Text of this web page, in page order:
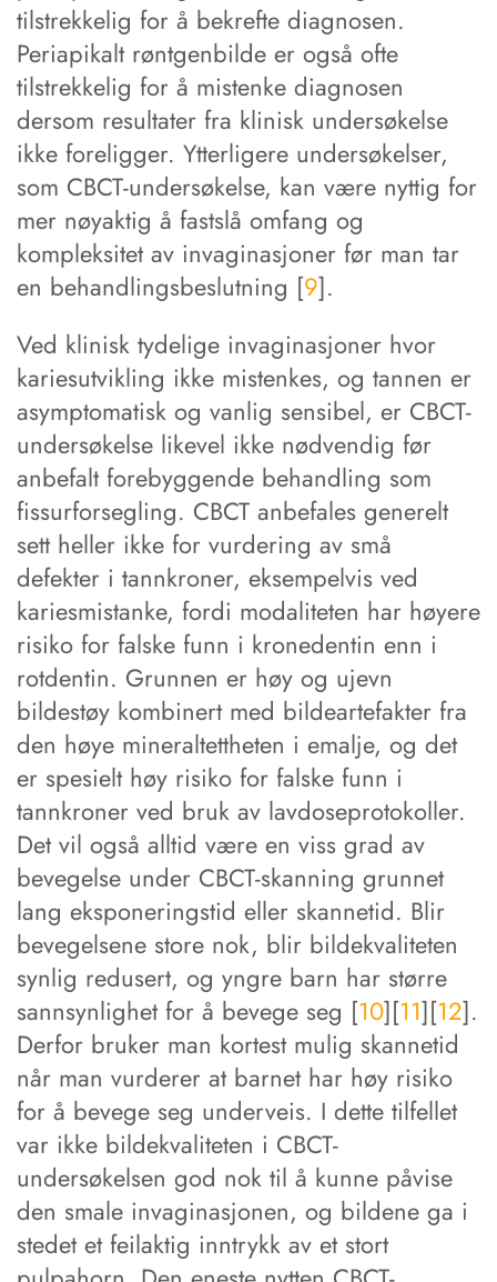
tilstrekkelig for å bekrefte diagnosen.
Periapikalt røntgenbilde er også ofte
tilstrekkelig for å mistenke diagnosen
dersom resultater fra klinisk undersøkelse
ikke foreligger. Ytterligere undersøkelser,
som CBCT-undersøkelse, kan være nyttig for
mer nøyaktig å fastslå omfang og
kompleksitet av invaginasjoner før man tar
en behandlingsbeslutning [9].
Ved klinisk tydelige invaginasjoner hvor
kariesutvikling ikke mistenkes, og tannen er
asymptomatisk og vanlig sensibel, er CBCT-
undersøkelse likevel ikke nødvendig før
anbefalt forebyggende behandling som
fissurforsegling. CBCT anbefales generelt
sett heller ikke for vurdering av små
defekter i tannkroner, eksempelvis ved
kariesmistanke, fordi modaliteten har høyere
risiko for falske funn i kronedentin enn i
rotdentin. Grunnen er høy og ujevn
bildestøy kombinert med bildeartefakter fra
den høye mineraltettheten i emalje, og det
er spesielt høy risiko for falske funn i
tannkroner ved bruk av lavdoseprotokoller.
Det vil også alltid være en viss grad av
bevegelse under CBCT-skanning grunnet
lang eksponeringstid eller skannetid. Blir
bevegelsene store nok, blir bildekvaliteten
synlig redusert, og yngre barn har større
sannsynlighet for å bevege seg [10][11][12].
Derfor bruker man kortest mulig skannetid
når man vurderer at barnet har høy risiko
for å bevege seg underveis. I dette tilfellet
var ikke bildekvaliteten i CBCT-
undersøkelsen god nok til å kunne påvise
den smale invaginasjonen, og bildene ga i
stedet et feilaktig inntrykk av et stort